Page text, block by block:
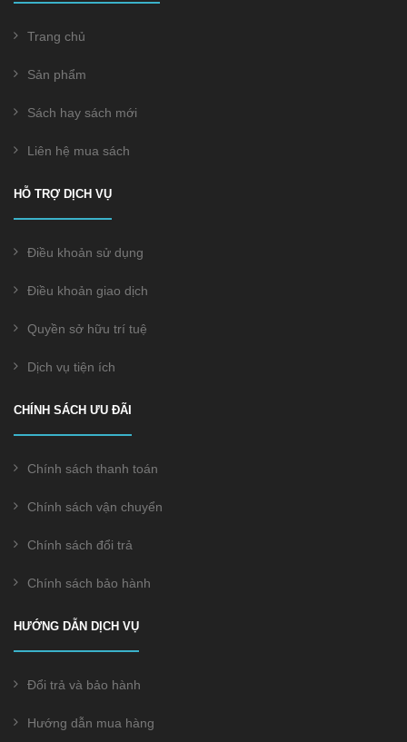
Trang chủ
Sản phẩm
Sách hay sách mới
Liên hệ mua sách
HỖ TRỢ DỊCH VỤ
Điều khoản sử dụng
Điều khoản giao dịch
Quyền sở hữu trí tuệ
Dịch vụ tiện ích
CHÍNH SÁCH ƯU ĐÃI
Chính sách thanh toán
Chính sách vận chuyển
Chính sách đổi trả
Chính sách bảo hành
HƯỚNG DẪN DỊCH VỤ
Đổi trả và bảo hành
Hướng dẫn mua hàng